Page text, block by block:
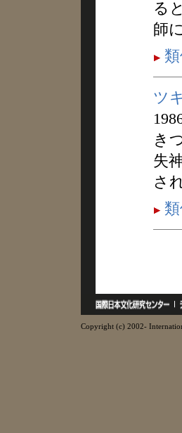
る
師
ツ
き
失
さ
Copyright (c) 2002-